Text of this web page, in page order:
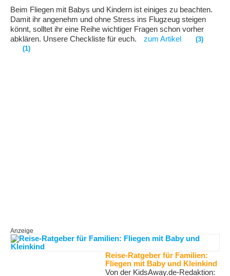
Beim Fliegen mit Babys und Kindern ist einiges zu beachten.
Damit ihr angenehm und ohne Stress ins Flugzeug steigen
könnt, solltet ihr eine Reihe wichtiger Fragen schon vorher
abklären. Unsere Checkliste für euch.
zum Artikel
(3)
(1)
Anzeige
Reise-Ratgeber für Familien:
Fliegen mit Baby und Kleinkind
Von der KidsAway.de-Redaktion: